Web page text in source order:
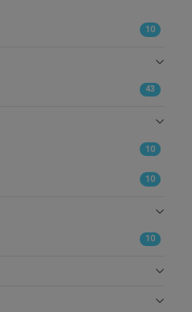
10
43
10
10
10